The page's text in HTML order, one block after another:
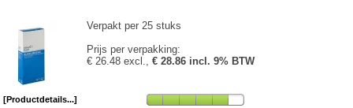
Verpakt per 25 stuks
Prijs per verpakking:
€ 26.48 excl.,€ 28.86 incl. 9% BTW
[Productdetails...]